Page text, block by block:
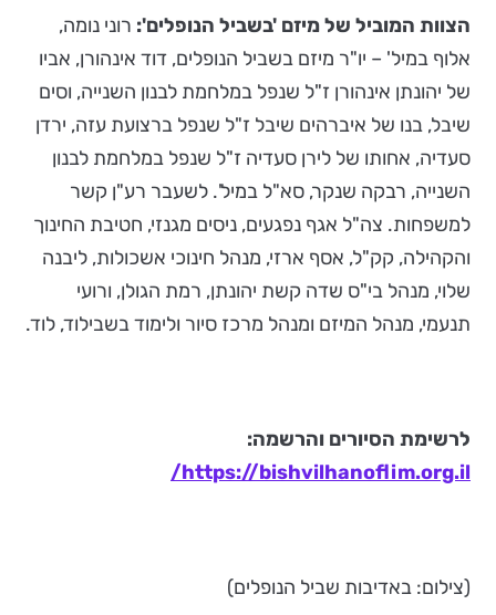
הצוות המוביל של מיזם 'בשביל הנופלים': רוני נומה,
אלוף במיל' – יו"ר מיזם בשביל הנופלים, דוד אינהורן, אביו
של יהונתן אינהורן ז"ל שנפל במלחמת לבנון השנייה, וסים
שיבל, בנו של איברהים שיבל ז"ל שנפל ברצועת עזה, ירדן
סעדיה, אחותו של לירן סעדיה ז"ל שנפל במלחמת לבנון
השנייה, רבקה שנקר, סא"ל במיל'. לשעבר רע"ן קשר
למשפחות. צה"ל אגף נפגעים, ניסים מגנזי, חטיבת החינוך
והקהילה, קק"ל, אסף ארזי, מנהל חינוכי אשכולות, ליבנה
שלוי, מנהל בי"ס שדה קשת יהונתן, רמת הגולן, ורועי
תנעמי, מנהל המיזם ומנהל מרכז סיור ולימוד בשבילוד, לוד.
לרשימת הסיורים והרשמה:
https://bishvilhanoflim.org.il
/
(צילום: באדיבות שביל הנופלים)